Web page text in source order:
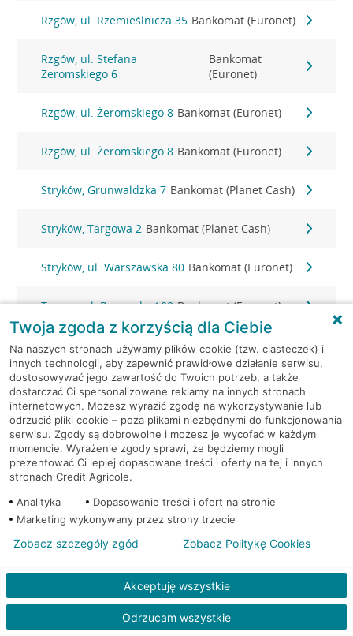
Rzgów, ul. Rzemieślnicza 35 Bankomat (Euronet)
Rzgów, ul. Stefana
Żeromskiego 6
Bankomat
(Euronet)
Rzgów, ul. Żeromskiego 8 Bankomat (Euronet)
Rzgów, ul. Żeromskiego 8 Bankomat (Euronet)
Stryków, Grunwaldzka 7 Bankomat (Planet Cash)
Stryków, Targowa 2 Bankomat (Planet Cash)
Stryków, ul. Warszawska 80 Bankomat (Euronet)
Tuszyn, ul. Rzgowska 100 Bankomat (Euronet)
Zgierz, 1 Maja 30/40 Bankomat (Euronet)
Zgierz, 3-go maja 5a Bankomat (Planet Cash)
Zgierz, 3 Maja 4 Bankomat (Planet Cash)
Zgierz, 3 Maja 4 Bankomat (Planet Cash)
Zgierz, Armii Krajowej 2 Bankomat (Planet Cash)
Zgierz, Tuwima 20 Bankomat (Planet Cash)
Zgierz, ul. 3 Maja 4 Bankomat (Euronet)
Zgierz, ul. 3 Maja 4 Bankomat (Euronet)
Twoja zgoda z korzyścią dla Ciebie
Na naszych stronach używamy plików cookie (tzw. ciasteczek) i
innych technologii, aby zapewnić prawidłowe działanie serwisu,
dostosowywać jego zawartość do Twoich potrzeb, a także
dostarczać Ci spersonalizowane reklamy na innych stronach
internetowych. Możesz wyrazić zgodę na wykorzystywanie lub
odrzucić pliki cookie – poza plikami niezbędnymi do funkcjonowania
serwisu. Zgody są dobrowolne i możesz je wycofać w każdym
momencie. Wyrażenie zgody sprawi, że będziemy mogli
prezentować Ci lepiej dopasowane treści i oferty na tej i innych
stronach Credit Agricole.
Analityka
Dopasowanie treści i ofert na stronie
Marketing wykonywany przez strony trzecie
Akceptuję wszystkie
Odrzucam wszystkie
Zobacz szczegóły zgód Zobacz Politykę Cookies